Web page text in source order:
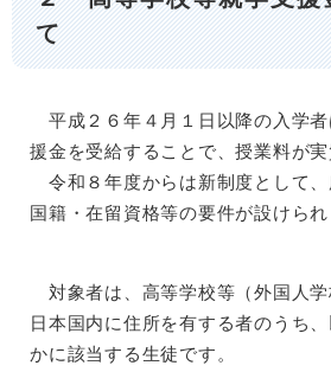
て
平成２６年４月１日以降の入学
援金を受給することで、授業料が実
令和８年度からは新制度として、
国籍・在留資格等の要件が設けられ
対象者は、高等学校等（外国人学
日本国内に住所を有する者のうち
かに該当する生徒です。